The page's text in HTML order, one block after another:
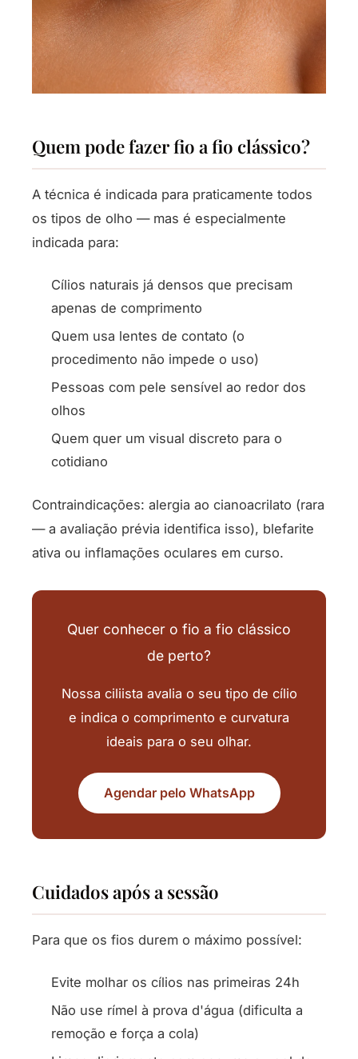
Quem pode fazer fio a fio clássico?
A técnica é indicada para praticamente todos
os tipos de olho — mas é especialmente
indicada para:
Cílios naturais já densos que precisam
apenas de comprimento
Quem usa lentes de contato (o
procedimento não impede o uso)
Pessoas com pele sensível ao redor dos
olhos
Quem quer um visual discreto para o
cotidiano
Contraindicações: alergia ao cianoacrilato (rara
— a avaliação prévia identifica isso), blefarite
ativa ou inflamações oculares em curso.
Quer conhecer o fio a fio clássico
de perto?
Nossa ciliista avalia o seu tipo de cílio
e indica o comprimento e curvatura
ideais para o seu olhar.
Agendar pelo WhatsApp
Cuidados após a sessão
Para que os fios durem o máximo possível:
Evite molhar os cílios nas primeiras 24h
Não use rímel à prova d'água (dificulta a
remoção e força a cola)